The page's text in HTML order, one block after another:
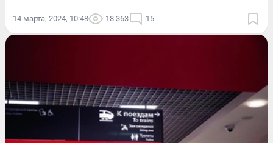
14 марта, 2024, 10:48 18 363 15